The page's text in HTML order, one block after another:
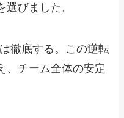
びました。
徹底する。この逆転
、チーム全体の安定